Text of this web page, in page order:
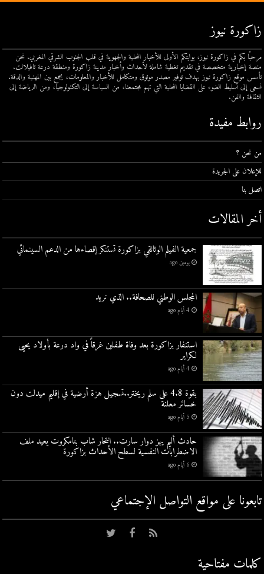
زاكورة نيوز
مرحبًا بكم في زاكورة نيوز، بوابتكم الأولى للأخبار المحلية والجهوية في قلب الجنوب الشرقي المغربي. نحن
منصة إخبارية متخصصة في تقديم تغطية شاملة لأحداث وأخبار مدينة زاكورة ومنطقة درعة تافيلالت.
تأسس موقع زاكورة نيوز بهدف توفير مصدر موثوق ومتكامل للأخبار والمعلومات، يجمع بين المهنية والدقة.
نسعى إلى تسليط الضوء على القضايا المحلية التي تهم مجتمعنا، من السياسة إلى التكنولوجيا، ومن الرياضة إلى
الثقافة والفن.
روابط مفيدة
من نحن ؟
للإعلان على الجريدة
اتصل بنا
أخر المقالات
جمعية الفيلم الوثائقي بزاكورة تستنكر إقصاءها من الدعم السينمائي
يومين ago
المجلس الوطني للصحافة.. الذي نريد
4 أيام ago
استنفار بزاكورة بعد وفاة طفلين غرقاً في واد درعة بأولاد يحيى
لكراير
4 أيام ago
بقوة 4.8 على سلم ريختر..تسجيل هزة أرضية في إقليم ميدلت دون
خسائر معلنة
5 أيام ago
حادث أليم يهز دوار سارت.. انتحار شاب بتامكروت يعيد ملف
الاضطرابات النفسية لسطح الأحداث بزاكورة
6 أيام ago
تابعونا على مواقع التواصل اﻹجتماعي
كلمات مفتاحية